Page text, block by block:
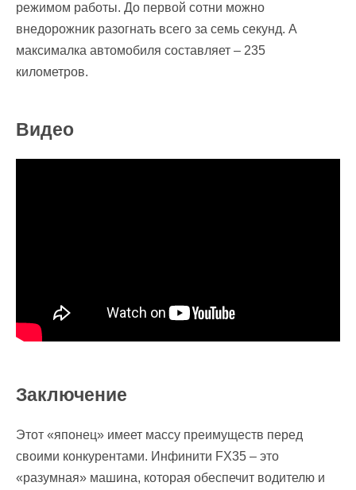
режимом работы. До первой сотни можно
внедорожник разогнать всего за семь секунд. А
максималка автомобиля составляет – 235
километров.
Видео
Заключение
Этот «японец» имеет массу преимуществ перед
своими конкурентами. Инфинити FX35 – это
«разумная» машина, которая обеспечит водителю и